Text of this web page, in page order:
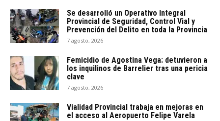
Se desarrolló un Operativo Integral
Provincial de Seguridad, Control Vial y
Prevención del Delito en toda la Provincia
7 agosto, 2026
Femicidio de Agostina Vega: detuvieron a
los inquilinos de Barrelier tras una pericia
clave
7 agosto, 2026
Vialidad Provincial trabaja en mejoras en
el acceso al Aeropuerto Felipe Varela